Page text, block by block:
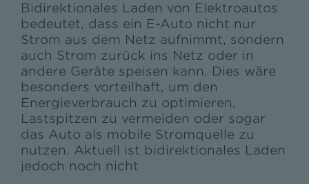
Bidirektionales Laden von Elektroautos
bedeutet, dass ein E-Auto nicht nur
Strom aus dem Netz aufnimmt, sondern
auch Strom zurück ins Netz oder in
andere Geräte speisen kann. Dies wäre
besonders vorteilhaft, um den
Energieverbrauch zu optimieren,
Lastspitzen zu vermeiden oder sogar
das Auto als mobile Stromquelle zu
nutzen. Aktuell ist bidirektionales Laden
jedoch noch nicht